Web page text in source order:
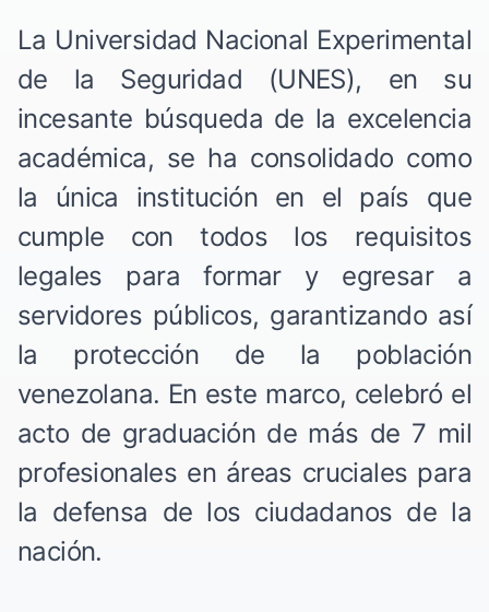
La Universidad Nacional Experimental
de la Seguridad (UNES), en su
incesante búsqueda de la excelencia
académica, se ha consolidado como
la única institución en el país que
cumple con todos los requisitos
legales para formar y egresar a
servidores públicos, garantizando así
la protección de la población
venezolana. En este marco, celebró el
acto de graduación de más de 7 mil
profesionales en áreas cruciales para
la defensa de los ciudadanos de la
nación.